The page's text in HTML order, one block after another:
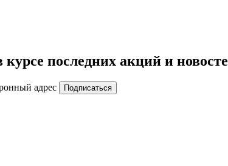
последних акций и
адрес Подписаться